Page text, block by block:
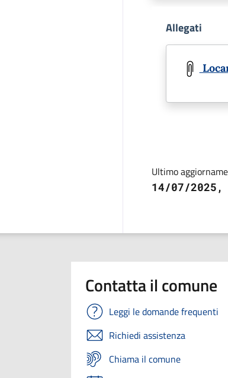
Allegati
Ultimo
14/07/2025,
Contatta il comune
Leggi le domande frequenti
Richiedi assistenza
Chiama il comune